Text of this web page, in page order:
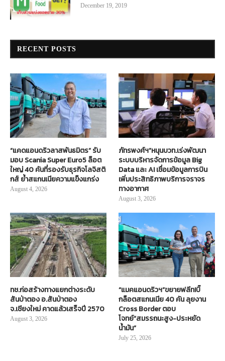
December 19, 2019
RECENT POSTS
“แคดแอนดริวลาสพันธมิตร” รับ
มอบ Scania Super Euro5 ล็อต
ใหญ่ 40 คันที่รองรับธุรกิจโลจิสติ
กส์ ย้ำสแกนเนียความแข็งแกร่ง
August 4, 2026
ภัทรพงศ์ฯ”หนุนบวท.เร่งพัฒนา
ระบบบริหารจัดการข้อมูล Big
Data และ AI เชื่อมข้อมูลการบิน
เพิ่มประสิทธิภาพบริการจราจร
ทางอากาศ
August 3, 2026
ทช.ก่อสร้างทางแยกต่างระดับ
สันป่าตอง อ.สันป่าตอง
จ.เชียงใหม่ คาดแล้วเสร็จปี 2570
August 3, 2026
“แมคแอนดริวฯ”ขยายฟลีท!บิ๊
กล็อตสแกนเนีย 40 คัน ลุยงาน
Cross Border ตอบ
โจทย์“สมรรถนะสูง-ประหยัด
น้ำมัน”
July 25, 2026